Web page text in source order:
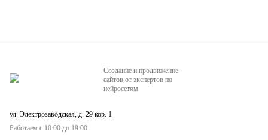
Создание и продвижение
сайтов от экспертов по
нейросетям
ул. Электрозаводская, д. 29 кор. 1
Работаем с 10:00 до 19:00